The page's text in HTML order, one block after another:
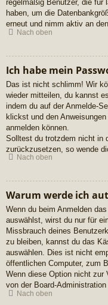
regelmäßig Benutzer, die für
haben, um die
erneut und nimm aktiv an
Nach oben
Ich habe mein
Das ist nicht schlimm! Wir
wieder mitteilen, du kannst
indem du auf der Anmelde-
klickst und den
anmelden können.
Solltest du trotzdem nicht in
zurückzusetzen, so wende
Nach oben
Warum werde ich
Wenn du beim Anmelden
auswählst, wirst du nur für
Missbrauch deines
zu bleiben, kannst du das
auswählen. Dies ist nicht
öffentlichen Computer, zum
Wenn diese Option nicht zur
von der Board-
Nach oben